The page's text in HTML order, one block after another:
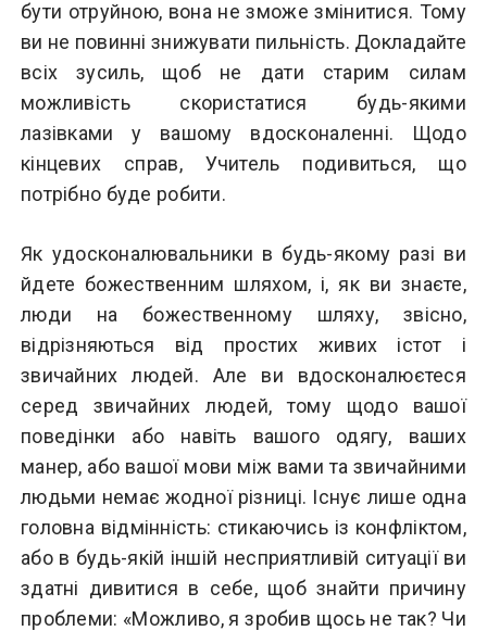
бути отруйною, вона не зможе змінитися. Тому
ви не повинні знижувати пильність. Докладайте
всіх зусиль, щоб не дати старим силам
можливість скористатися будь-якими
лазівками у вашому вдосконаленні. Щодо
кінцевих справ, Учитель подивиться, що
потрібно буде робити.
Як удосконалювальники в будь-якому разі ви
йдете божественним шляхом, і, як ви знаєте,
люди на божественному шляху, звісно,
відрізняються від простих живих істот і
звичайних людей. Але ви вдосконалюєтеся
серед звичайних людей, тому щодо вашої
поведінки або навіть вашого одягу, ваших
манер, або вашої мови між вами та звичайними
людьми немає жодної різниці. Існує лише одна
головна відмінність: стикаючись із конфліктом,
або в будь-якій іншій несприятливій ситуації ви
здатні дивитися в себе, щоб знайти причину
проблеми: «Можливо, я зробив щось не так? Чи